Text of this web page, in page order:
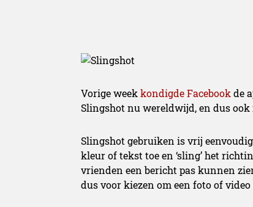
Vorige weekkondigde Facebookde
Slingshot nu wereldwijd, en dus ook
Slingshot gebruiken is vrij
kleur of tekst toe en ‘sling’ het
vrienden een bericht pas kunnen
dus voor kiezen om een foto of